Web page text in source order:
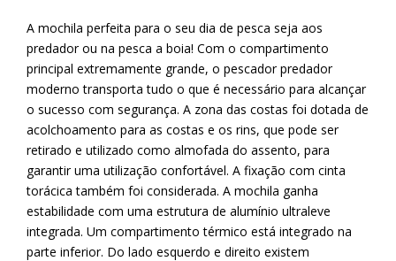
A mochila perfeita para o seu dia de pesca seja aos
predador ou na pesca a boia! Com o compartimento
principal extremamente grande, o pescador predador
moderno transporta tudo o que é necessário para alcançar
o sucesso com segurança. A zona das costas foi dotada de
acolchoamento para as costas e os rins, que pode ser
retirado e utilizado como almofada do assento, para
garantir uma utilização confortável. A fixação com cinta
torácica também foi considerada. A mochila ganha
estabilidade com uma estrutura de alumínio ultraleve
integrada. Um compartimento térmico está integrado na
parte inferior. Do lado esquerdo e direito existem